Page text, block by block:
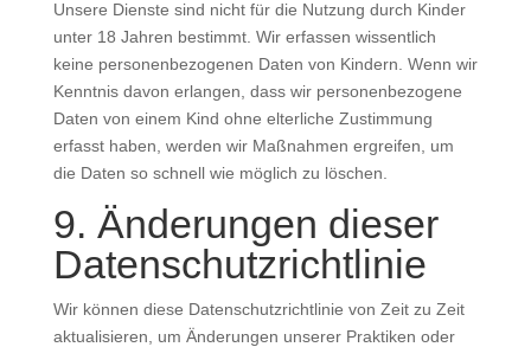
Unsere Dienste sind nicht für die Nutzung durch Kinder
unter 18 Jahren bestimmt. Wir erfassen wissentlich
keine personenbezogenen Daten von Kindern. Wenn wir
Kenntnis davon erlangen, dass wir personenbezogene
Daten von einem Kind ohne elterliche Zustimmung
erfasst haben, werden wir Maßnahmen ergreifen, um
die Daten so schnell wie möglich zu löschen.
9. Änderungen dieser
Datenschutzrichtlinie
Wir können diese Datenschutzrichtlinie von Zeit zu Zeit
aktualisieren, um Änderungen unserer Praktiken oder